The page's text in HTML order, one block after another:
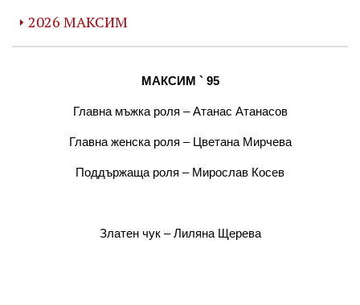
2026 МАКСИМ
МАКСИМ ` 95
Главна мъжка роля – Атанас Атанасов
Главна женска роля – Цветана Мирчева
Поддържаща роля – Мирослав Косев
Златен чук – Лиляна Щерева